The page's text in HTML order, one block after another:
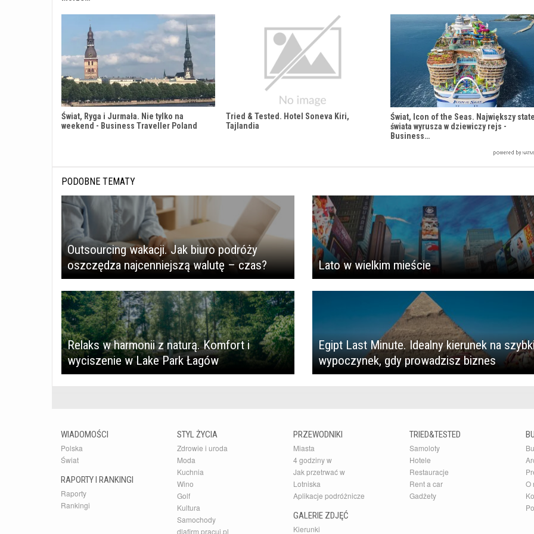
Świat, Ryga i Jurmała. Nie tylko na
weekend - Business Traveller Poland
Tried & Tested. Hotel Soneva Kiri,
Tajlandia
Świat, Icon of the Seas. Największy
świata wyrusza w dziewiczy rejs -
Business…
PODOBNE TEMATY
Outsourcing wakacji. Jak biuro podróży
oszczędza najcenniejszą walutę – czas?
Lato w wielkim mieście
​Relaks w harmonii z naturą. Komfort i
wyciszenie w Lake Park Łagów
Egipt Last Minute. Idealny kierunek na
wypoczynek, gdy prowadzisz biznes
WIADOMOŚCI
Polska
Świat
RAPORTY I RANKINGI
Raporty
Rankingi
STYL ŻYCIA
Zdrowie i uroda
Moda
Kuchnia
Wino
Golf
Kultura
Samochody
dlafirm.pracuj.pl
PRZEWODNIKI
Miasta
4 godziny w
Jak przetrwać w
Lotniska
Aplikacje podróżnicze
GALERIE ZDJĘĆ
Kierunki
TRIED&TESTED
Samoloty
Hotele
Restauracje
Rent a car
Gadżety
O